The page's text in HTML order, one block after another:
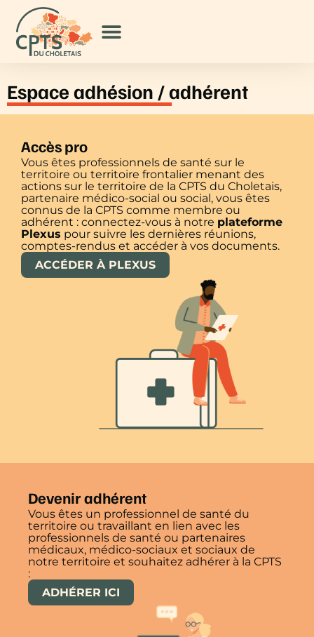
Espace adhésion / adhérent
Accès pro
Vous êtes professionnels de santé sur le
territoire ou territoire frontalier menant des
actions sur le territoire de la CPTS du Choletais,
partenaire médico-social ou social, vous êtes
connus de la CPTS comme membre ou
adhérent : connectez-vous à notre plateforme
Plexus pour suivre les dernières réunions,
comptes-rendus et accéder à vos documents.
ACCÉDER À PLEXUS
Devenir adhérent
Vous êtes un professionnel de santé du
territoire ou travaillant en lien avec les
professionnels de santé ou partenaires
médicaux, médico-sociaux et sociaux de
notre territoire et souhaitez adhérer à la CPTS
:
ADHÉRER ICI